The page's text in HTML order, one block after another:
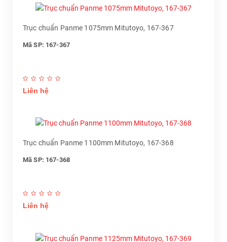
Trục chuẩn Panme 1075mm Mitutoyo, 167-367
Mã SP: 167-367
Liên hệ
Trục chuẩn Panme 1100mm Mitutoyo, 167-368
Mã SP: 167-368
Liên hệ